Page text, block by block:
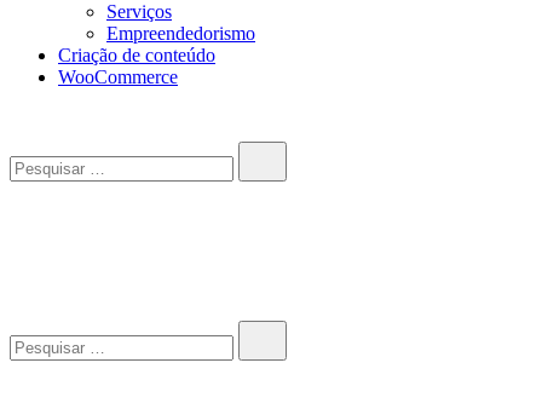
Serviços
Empreendedorismo
Criação de conteúdo
WooCommerce